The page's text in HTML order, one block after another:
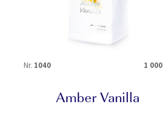
Nr. 1040 1 000
Amber Vanilla